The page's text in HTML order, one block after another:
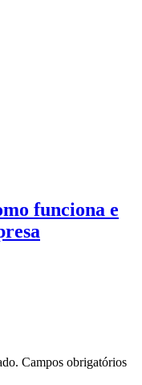
funciona e
Campos obrigatórios